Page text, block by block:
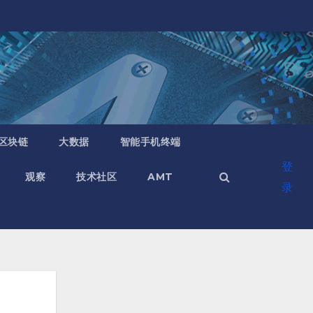
块链 大数据 智能手机终端
观察 技术社区 AMT
登
录